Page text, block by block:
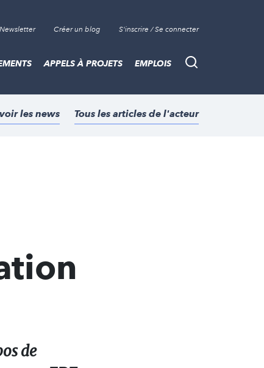
Newsletter Créer un blog S'inscrire / Se connecter
Recherche
APPELS À PROJETS EMPLOIS
les news Tous les articles de l'acteur
de